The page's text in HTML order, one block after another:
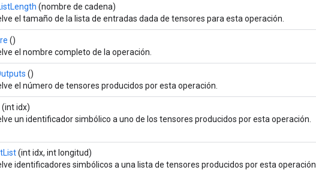
(nombre de cadena)
el tamaño de la lista de entradas dada de tensores para esta operación.
()
el nombre completo de la operación.
()
el número de tensores producidos por esta operación.
(int idx)
un identificador simbólico a uno de los tensores producidos por esta operación.
(int idx, int longitud)
identificadores simbólicos a una lista de tensores producidos por esta operación.